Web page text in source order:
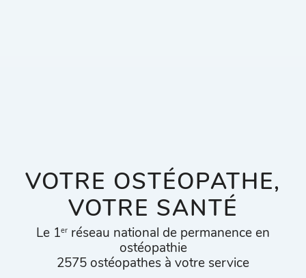
VOTRE OSTÉOPATHE,
VOTRE SANTÉ
Le 1er réseau national de permanence en
ostéopathie
2575 ostéopathes à votre service